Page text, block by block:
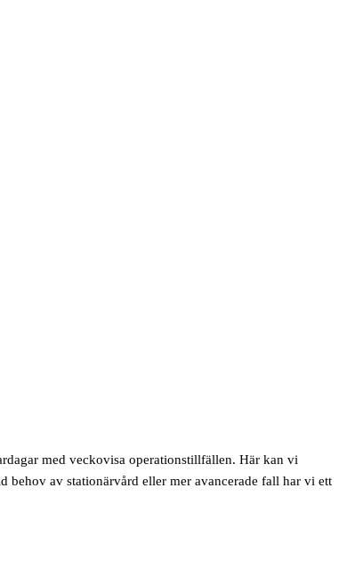
med veckovisa operationstillfällen. Här kan vi
av stationärvård eller mer avancerade fall har vi ett